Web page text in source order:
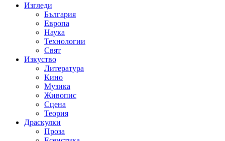
Изгледи
България
Европа
Наука
Технологии
Свят
Изкуство
Литература
Кино
Музика
Живопис
Сцена
Теория
Драскулки
Проза